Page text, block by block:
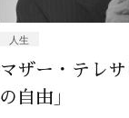
人生
マザー・テレ
の自由」